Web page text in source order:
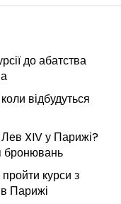
до абатства
відбудуться
XIV у Парижі?
бронювань
курси з
в Парижі